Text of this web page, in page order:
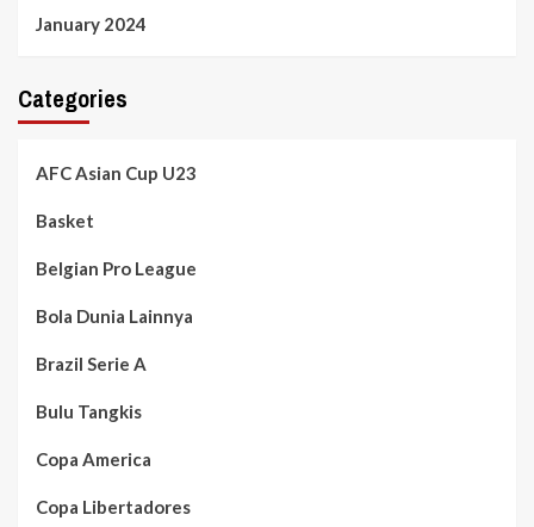
January 2024
Categories
AFC Asian Cup U23
Basket
Belgian Pro League
Bola Dunia Lainnya
Brazil Serie A
Bulu Tangkis
Copa America
Copa Libertadores